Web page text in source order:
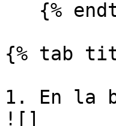
{% tab
1. En la
![]